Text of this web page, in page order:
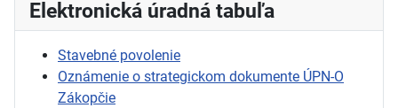
Elektronická úradná tabuľa
Stavebné povolenie
Oznámenie o strategickom dokumente ÚPN-O
Zákopčie